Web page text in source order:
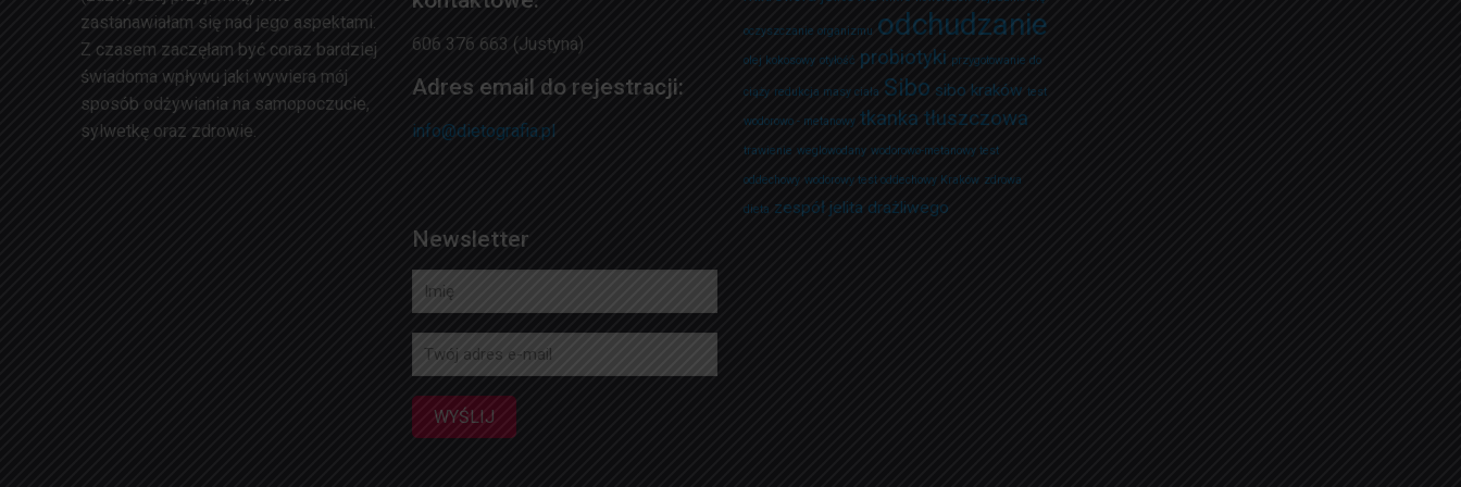
zastanawiałam się nad jego aspektami.
Z czasem zaczęłam być coraz bardziej
świadoma wpływu jaki wywiera mój
sposób odżywiania na samopoczucie,
sylwetkę oraz zdrowie.
606 376 663 (Justyna)
Adres email do rejestracji:
info@dietografia.pl
Newsletter
oczyszczanie organizmu odchudzanie
olej kokosowy otyłość probiotyki przygotowanie do
ciąży redukcja masy ciała Sibo sibo kraków test
wodorowo - metanowy tkanka tłuszczowa
trawienie weglowodany wodorowo-metanowy test
oddechowy wodorowy test oddechowy Kraków zdrowa
dieta zespół jelita drażliwego